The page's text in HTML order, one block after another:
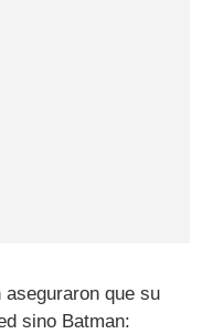
que su
sino Batman: